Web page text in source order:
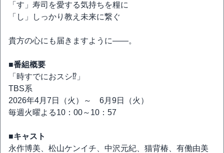
「す」寿司を愛する気持ちを糧に
「し」しっかり教え未来に繋ぐ
貴方の心にも届きますように――。
■番組概要
「時すでにおスシ⁉」
TBS系
2026年4月7日（火）～ 6月9日（火）
毎週火曜よる10：00～10：57
■キャスト
永作博美、松山ケンイチ、中沢元紀、猫背椿、有働由美